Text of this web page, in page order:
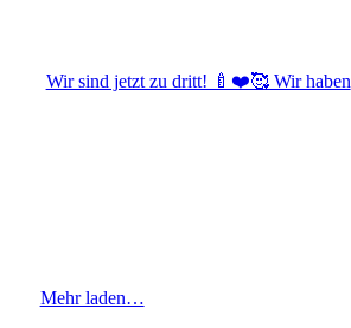
Wir sind jetzt zu dritt! 🍼❤️🥰 Wir haben
Mehr laden…